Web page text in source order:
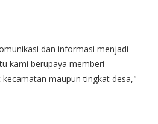
dan informasi menjadi
kami berupaya memberi
maupun tingkat desa,"